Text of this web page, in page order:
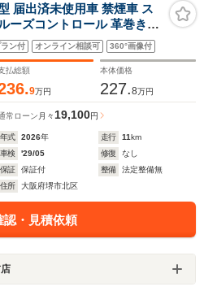
出済未使用車 禁煙車 ス
ーズコントロール 革巻きス
ー LEDヘッドライト スマー
物センサー 純正アルミホイ
ン付 オンライン相談可 360°画像付
払総額
9万円
本体価格
227.8万円
常ローン 月々 19,100円
年式 2026年 走行 11km
車検
'29/05 修復
なし
保証
保証付 整備
法定整備無
住所
大阪府堺市北区
認・見積依頼